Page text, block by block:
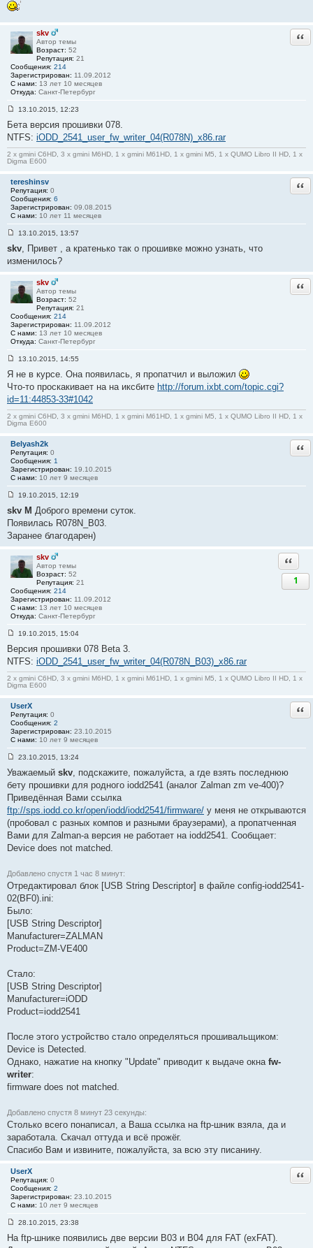
о
б
щ
е
н
и
е
1
3
skv
Автор темы
Возраст: 52
Репутация: 21
Сообщения: 214
Зарегистрирован: 11.09.2012
С нами: 13 лет 10 месяцев
Откуда: Санкт-Петербург
о
о
б
щ
е
н
и
е
#
1
4
13.10.2015, 12:23
Бета версия прошивки 078.
NTFS: iODD_2541_user_fw_writer_04(R078N)_x86.rar
2 x gmini C6HD, 3 x gmini M6HD, 1 x gmini M61HD, 1 x gmini M5, 1 x QUMO Libro II HD, 1 x
Digma E600
tereshinsv
Репутация: 0
Сообщения: 6
Зарегистрирован: 09.08.2015
С нами: 10 лет 11 месяцев
о
б
щ
е
н
и
#
1
5
13.10.2015, 13:57
skv, Привет , а кратенько так о прошивке можно узнать, что
изменилось?
skv
Автор темы
Возраст: 52
Репутация: 21
Сообщения: 214
Зарегистрирован: 11.09.2012
С нами: 13 лет 10 месяцев
Откуда: Санкт-Петербург
о
б
щ
н
и
#
1
6
13.10.2015, 14:55
Я не в курсе. Она появилась, я пропатчил и выложил
Что-то проскакивает на на иксбите http://forum.ixbt.com/topic.cgi?
id=11:44853-33#1042
2 x gmini C6HD, 3 x gmini M6HD, 1 x gmini M61HD, 1 x gmini M5, 1 x QUMO Libro II HD, 1 x
Digma E600
Belyash2k
Репутация: 0
Сообщения: 1
Зарегистрирован: 19.10.2015
С нами: 10 лет 9 месяцев
о
б
щ
е
и
е
#
7
19.10.2015, 12:19
skv M Доброго времени суток.
Появилась R078N_B03.
Заранее благодарен)
skv
Автор темы
Возраст: 52
Репутация: 21
Сообщения: 214
Зарегистрирован: 11.09.2012
С нами: 13 лет 10 месяцев
Откуда: Санкт-Петербург
1
о
о
б
щ
е
н
и
е
#
1
8
19.10.2015, 15:04
Версия прошивки 078 Beta 3.
NTFS: iODD_2541_user_fw_writer_04(R078N_B03)_x86.rar
2 x gmini C6HD, 3 x gmini M6HD, 1 x gmini M61HD, 1 x gmini M5, 1 x QUMO Libro II HD, 1 x
Digma E600
UserX
Репутация: 0
Сообщения: 2
Зарегистрирован: 23.10.2015
С нами: 10 лет 9 месяцев
о
б
щ
н
и
е
#
1
23.10.2015, 13:24
Уважаемый skv, подскажите, пожалуйста, а где взять последнюю
бету прошивки для родного iodd2541 (аналог Zalman zm ve-400)?
Приведённая Вами ссылка
ftp://sps.iodd.co.kr/open/iodd/iodd2541/firmware/ у меня не открываются
(пробовал с разных компов и разными браузерами), а пропатченная
Вами для Zalman-а версия не работает на iodd2541. Сообщает:
Device does not matched.
Добавлено спустя 1 час 8 минут:
Отредактировал блок [USB String Descriptor] в файле config-iodd2541-
02(BF0).ini:
Было:
[USB String Descriptor]
Manufacturer=ZALMAN
Product=ZM-VE400
Стало:
[USB String Descriptor]
Manufacturer=iODD
Product=iodd2541
После этого устройство стало определяться прошивальщиком:
Device is Detected.
Однако, нажатие на кнопку "Update" приводит к выдаче окна fw-
writer:
firmware does not matched.
Добавлено спустя 8 минут 23 секунды:
Столько всего понаписал, а Ваша ссылка на ftp-шник взяла, да и
заработала. Скачал оттуда и всё прожёг.
Спасибо Вам и извините, пожалуйста, за всю эту писанину.
UserX
Репутация: 0
Сообщения: 2
Зарегистрирован: 23.10.2015
С нами: 10 лет 9 месяцев
о
28.10.2015, 23:38
На ftp-шнике появились две версии B03 и B04 для FAT (exFAT).